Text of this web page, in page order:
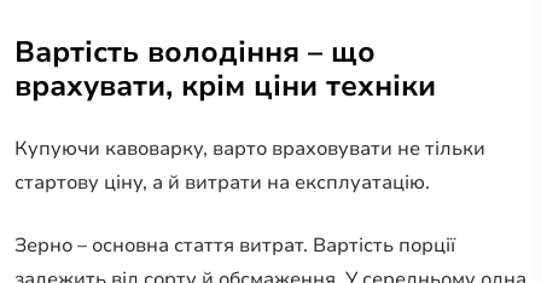
Вартість володіння – що
врахувати, крім ціни техніки
Купуючи кавоварку, варто враховувати не тільки
стартову ціну, а й витрати на експлуатацію.
Зерно – основна стаття витрат. Вартість порції